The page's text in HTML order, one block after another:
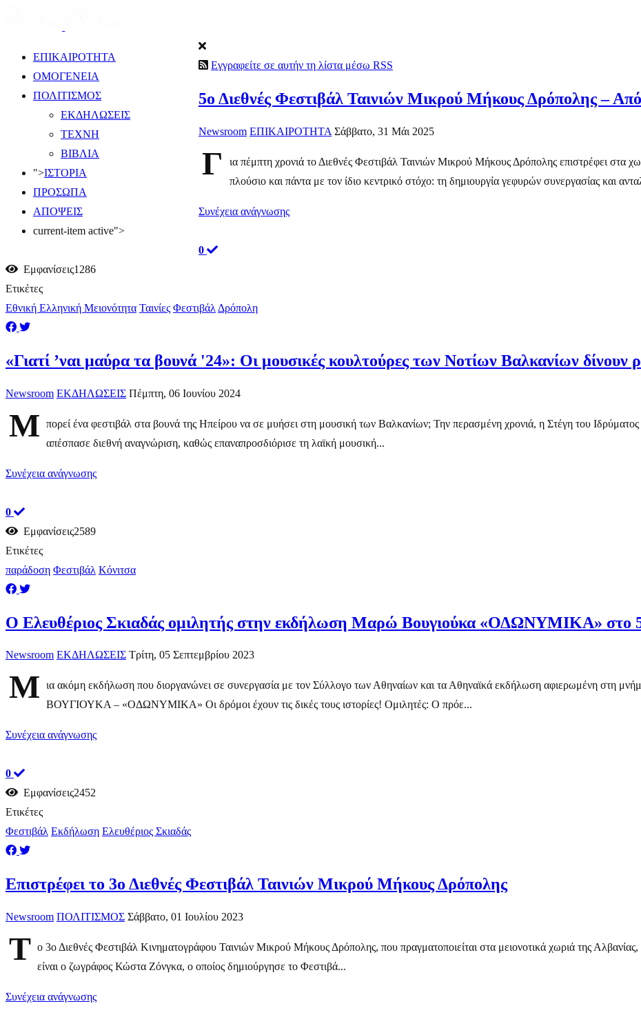
ΕΠΙΚΑΙΡΟΤΗΤΑ
ΟΜΟΓΕΝΕΙΑ
ΠΟΛΙΤΙΣΜΟΣ
ΕΚΔΗΛΩΣΕΙΣ
ΤΕΧΝΗ
ΒΙΒΛΙΑ
">ΙΣΤΟΡΙΑ
ΠΡΟΣΩΠΑ
ΑΠΟΨΕΙΣ
current-item active">
Εγγραφείτε σε αυτήν τη λίστα μέσω RSS
​5ο Διεθνές Φεστιβάλ Ταινιών Μικρού Μήκους Δρόπολης –
Newsroom ΕΠΙΚΑΙΡΟΤΗΤΑ Σάββατο, 31 Μάι 2025
Γ
ια πέμπτη χρονιά το Διεθνές Φεστιβάλ Ταινιών Μικρού Μήκους Δρόπολης επιστρέφει στα
πλούσιο και πάντα με τον ίδιο κεντρικό στόχο: τη δημιουργία γεφυρών συνεργασίας και
Συνέχεια ανάγνωσης
0
Εμφανίσεις1286
Ετικέτες
Εθνική Ελληνική Μειονότητα Ταινίες Φεστιβάλ Δρόπολη
«Γιατί ’ναι μαύρα τα βουνά '24»: Οι μουσικές κουλτούρες των Νοτίων Βαλκανίων δίνουν
Newsroom ΕΚΔΗΛΩΣΕΙΣ Πέμπτη, 06 Ιουνίου 2024
Μ
πορεί ένα φεστιβάλ στα βουνά της Ηπείρου να σε μυήσει στη μουσική των Βαλκανίων; Την περασμένη χρονιά, η Στέγη του
απέσπασε διεθνή αναγνώριση, καθώς επαναπροσδιόρισε τη λαϊκή μουσική...
Συνέχεια ανάγνωσης
0
Εμφανίσεις2589
Ετικέτες
παράδοση Φεστιβάλ Κόνιτσα
Ο Ελευθέριος Σκιαδάς ομιλητής στην εκδήλωση Μαρώ Βουγιούκα «ΟΔΩΝΥΜΙΚΑ» στο
Newsroom ΕΚΔΗΛΩΣΕΙΣ Τρίτη, 05 Σεπτεμβρίου 2023
Μ
ια ακόμη εκδήλωση που διοργανώνει σε συνεργασία με τον Σύλλογο των Αθηναίων και τα Αθηναϊκά εκδήλωση αφιερωμένη στη
ΒΟΥΓΙΟΥΚΑ – «ΟΔΩΝΥΜΙΚΑ» Οι δρόμοι έχουν τις δικές τους ιστορίες! Ομιλητές: Ο πρόε...
Συνέχεια ανάγνωσης
0
Εμφανίσεις2452
Ετικέτες
Φεστιβάλ Εκδήλωση Ελευθέριος Σκιαδάς
Επιστρέφει το 3ο Διεθνές Φεστιβάλ Ταινιών Μικρού Μήκους Δρόπολης
Newsroom ΠΟΛΙΤΙΣΜΟΣ Σάββατο, 01 Ιουλίου 2023
Τ ο 3ο Διεθνές Φεστιβάλ Κινηματογράφου Ταινιών Μικρού Μήκους Δρόπολης, που πραγματοποιείται στα μειονοτικά χωριά της Αλβανίας,
είναι ο ζωγράφος Κώστα Ζόνγκα, ο οποίος δημιούργησε το Φεστιβά...
Συνέχεια ανάγνωσης